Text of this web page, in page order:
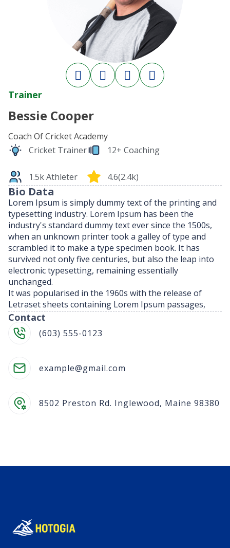
Trainer
Bessie Cooper
Coach Of Cricket Academy
Cricket Trainer
1.5k Athleter
12+ Coaching
4.6(2.4k)
Bio Data
Lorem Ipsum is simply dummy text of the printing and
typesetting industry. Lorem Ipsum has been the
industry's standard dummy text ever since the 1500s,
when an unknown printer took a galley of type and
scrambled it to make a type specimen book. It has
survived not only five centuries, but also the leap into
electronic typesetting, remaining essentially
unchanged.
It was popularised in the 1960s with the release of
Letraset sheets containing Lorem Ipsum passages,
Contact
(603) 555-0123
example@gmail.com
8502 Preston Rd. Inglewood, Maine 98380